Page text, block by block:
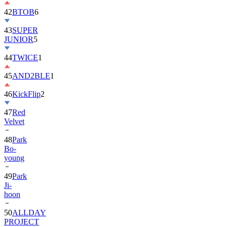
42BTOB6
43SUPER
JUNIOR5
44TWICE1
45AND2BLE1
46KickFlip2
47Red
Velvet
48Park
Bo-
young
49Park
Ji-
hoon
50ALLDAY
PROJECT